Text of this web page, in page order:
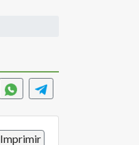
Imprimir